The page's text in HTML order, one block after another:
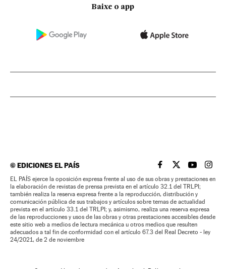
Baixe o app
©EDICIONES EL PAÍS EL PAÍS BRASIL EN
EL PAÍSEL PAÍS
EL
EL PAÍS ejerce la oposición expresa frente al uso de sus obras y prestaciones en
la elaboración de revistas de prensa prevista en el artículo 32.1 del TRLPI;
también realiza la reserva expresa frente a la reproducción, distribución y
comunicación pública de sus trabajos y artículos sobre temas de actualidad
prevista en el artículo 33.1 del TRLPI; y, asimismo, realiza una reserva expresa
de las reproducciones y usos de las obras y otras prestaciones accesibles desde
este sitio web a medios de lectura mecánica u otros medios que resulten
adecuados a tal fin de conformidad con el artículo 67.3 del Real Decreto - ley
24/2021, de 2 de noviembre